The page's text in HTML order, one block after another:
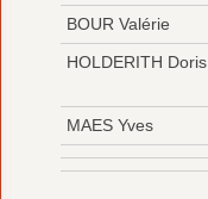
BOUR Valérie
HOLDERITH Doris
MAES Yves